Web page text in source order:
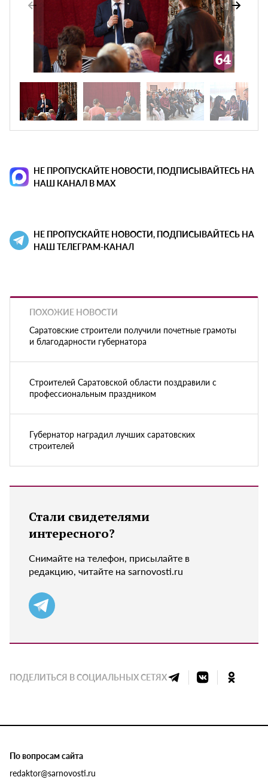
НЕ ПРОПУСКАЙТЕ НОВОСТИ, ПОДПИСЫВАЙТЕСЬ НА
НАШ КАНАЛ В MAX
НЕ ПРОПУСКАЙТЕ НОВОСТИ, ПОДПИСЫВАЙТЕСЬ НА
НАШ ТЕЛЕГРАМ-КАНАЛ
ПОХОЖИЕ НОВОСТИ
Саратовские строители получили почетные грамоты
и благодарности губернатора
Строителей Саратовской области поздравили с
профессиональным праздником
Губернатор наградил лучших саратовских
строителей
Стали свидетелями
интересного?
Снимайте на телефон, присылайте в
редакцию, читайте на sarnovosti.ru
ПОДЕЛИТЬСЯ В СОЦИАЛЬНЫХ СЕТЯХ
По вопросам сайта
redaktor@sarnovosti.ru